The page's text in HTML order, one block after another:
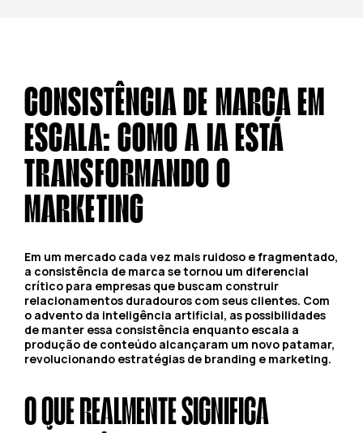
CONSISTÊNCIA DE MARCA EM
ESCALA: COMO A IA ESTÁ
TRANSFORMANDO O
MARKETING
Em um mercado cada vez mais ruidoso e fragmentado,
a consistência de marca se tornou um diferencial
crítico para empresas que buscam construir
relacionamentos duradouros com seus clientes. Com
o advento da inteligência artificial, as possibilidades
de manter essa consistência enquanto escala a
produção de conteúdo alcançaram um novo patamar,
revolucionando estratégias de branding e marketing.
O QUE REALMENTE SIGNIFICA